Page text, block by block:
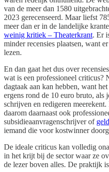
van de meer dan 1580
2023 gerecenseerd. Maar liefst
meer dan er in de landelijke
weinig kritiek – Theaterkrant. Er
minder recensies plaatsen, want
lezen.
En dan gaat het dus over
wat is een professioneel criticus?
dagtaak aan kan hebben, want
ergens rond de 10 euro bruto, als
schrijven en redigeren
daarom daarnaast ook
subsidieaanvragenschrijver of
iemand die voor kostwinner
De ideale criticus kan volledig
in het krijt bij de sector waar ze
de lezer boven alles. De praktijk